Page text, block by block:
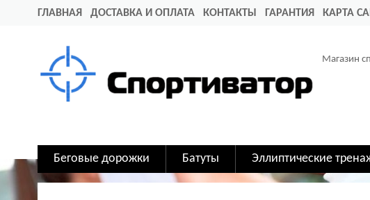
ГЛАВНАЯ ДОСТАВКА И ОПЛАТА КОНТАКТЫ ГАРАНТИЯ КАРТА
Магазин
Беговые дорожки Батуты Эллиптические